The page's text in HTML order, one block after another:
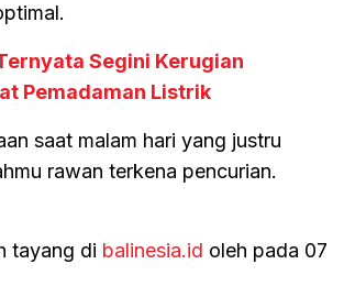
Segini Kerugian
Pemadaman Listrik
saat malam hari yang justru
rawan terkena pencurian.
tayang di balinesia.id oleh pada 07